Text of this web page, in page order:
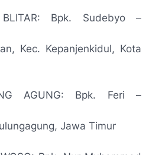
Bpk. Sudebyo –
Kec. Kepanjenkidul, Kota
AGUNG: Bpk. Feri –
Jawa Timur